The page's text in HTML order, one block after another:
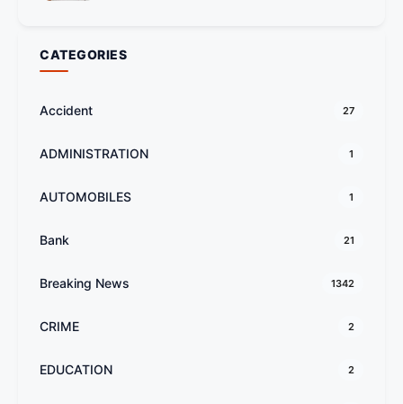
CATEGORIES
Accident 27
ADMINISTRATION 1
AUTOMOBILES 1
Bank 21
Breaking News 1342
CRIME 2
EDUCATION 2